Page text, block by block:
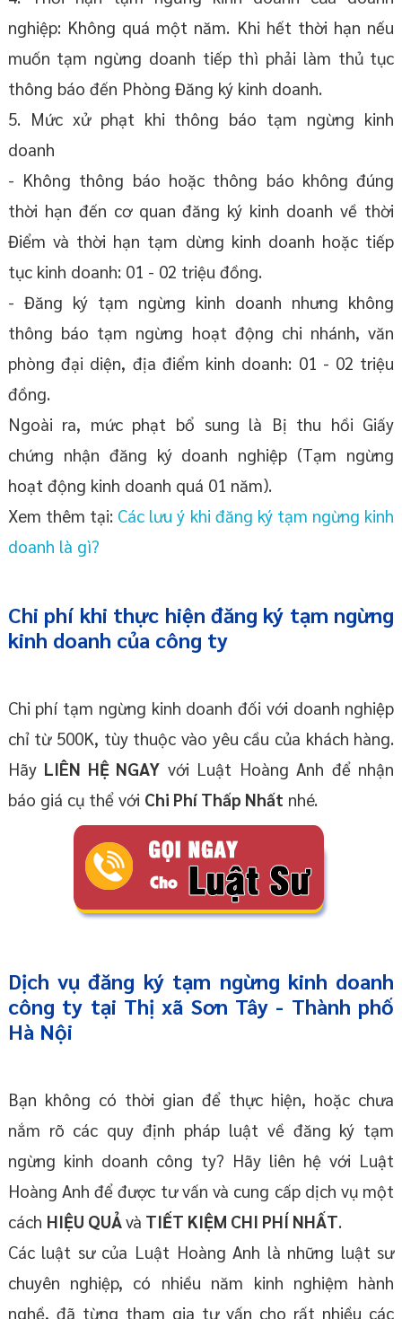
nghiệp: Không quá một năm. Khi hết thời hạn nếu
muốn tạm ngừng doanh tiếp thì phải làm thủ tục
thông báo đến Phòng Đăng ký kinh doanh.
5. Mức xử phạt khi thông báo tạm ngừng kinh
doanh
- Không thông báo hoặc thông báo không đúng
thời hạn đến cơ quan đăng ký kinh doanh về thời
Điểm và thời hạn tạm dừng kinh doanh hoặc tiếp
tục kinh doanh: 01 - 02 triệu đồng.
- Đăng ký tạm ngừng kinh doanh nhưng không
thông báo tạm ngừng hoạt động chi nhánh, văn
phòng đại diện, địa điểm kinh doanh: 01 - 02 triệu
đồng.
Ngoài ra, mức phạt bổ sung là Bị thu hồi Giấy
chứng nhận đăng ký doanh nghiệp (Tạm ngừng
hoạt động kinh doanh quá 01 năm).
Xem thêm tại: Các lưu ý khi đăng ký tạm ngừng kinh
doanh là gì?
Chi phí khi thực hiện đăng ký tạm ngừng
kinh doanh của công ty
Chi phí tạm ngừng kinh doanh đối với doanh nghiệp
chỉ từ 500K, tùy thuộc vào yêu cầu của khách hàng.
Hãy LIÊN HỆ NGAY với Luật Hoàng Anh để nhận
báo giá cụ thể với Chi Phí Thấp Nhất nhé.
Dịch vụ đăng ký tạm ngừng kinh doanh
công ty tại Thị xã Sơn Tây - Thành phố
Hà Nội
Bạn không có thời gian để thực hiện, hoặc chưa
nắm rõ các quy định pháp luật về đăng ký tạm
ngừng kinh doanh công ty? Hãy liên hệ với Luật
Hoàng Anh để được tư vấn và cung cấp dịch vụ một
cách HIỆU QUẢvà TIẾT KIỆM CHI PHÍ NHẤT.
Các luật sư của Luật Hoàng Anh là những luật sư
chuyên nghiệp, có nhiều năm kinh nghiệm hành
nghề, đã từng tham gia tư vấn cho rất nhiều các